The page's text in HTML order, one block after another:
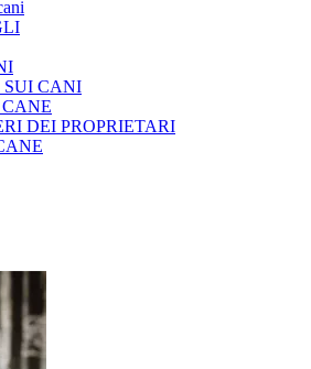
SUI CANI
DEI PROPRIETARI